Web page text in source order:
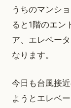
うちのマンシ
ると1階のエン
ア、エレベー
なります。
今日も台風接
ようとエレベ